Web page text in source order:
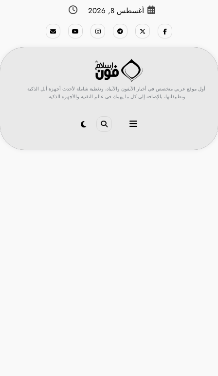
أغسطس 8, 2026
أول موقع عربي متخصص في أخبار الآيفون والآيباد، وتغطية شاملة لأحدث أجهزة أبل الذكية
وتطبيقاتها، بالإضافة إلى كل ما يهمك في عالم التقنية والأجهزة الذكية.